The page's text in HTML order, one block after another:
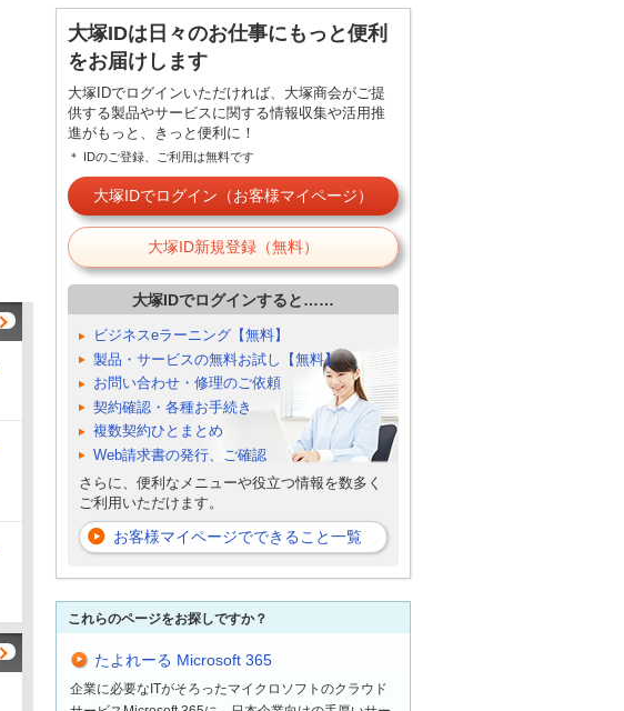
大塚IDは日々のお仕事にもっと便利
をお届けします
大塚IDでログインいただければ、大塚商会がご提
供する製品やサービスに関する情報収集や活用推
進がもっと、きっと便利に！
＊ IDのご登録、ご利用は無料です
大塚IDでログイン（お客様マイページ）
大塚ID新規登録（無料）
大塚IDでログインすると……
ビジネスeラーニング【無料】
製品・サービスの無料お試し【無料】
お問い合わせ・修理のご依頼
契約確認・各種お手続き
複数契約ひとまとめ
Web請求書の発行、ご確認
さらに、便利なメニューや役立つ情報を数多く
ご利用いただけます。
お客様マイページでできること一覧
これらのページをお探しですか？
たよれーる Microsoft 365
企業に必要なITがそろったマイクロソフトのクラウド